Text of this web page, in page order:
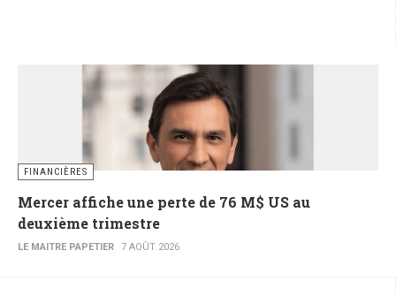
FINANCIÈRES
Mercer affiche une perte de 76 M$ US au
deuxième trimestre
LE MAITRE PAPETIER 7 AOÛT 2026